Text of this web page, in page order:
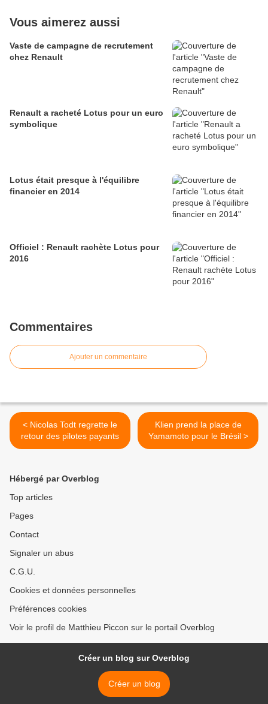
Vous aimerez aussi
Vaste de campagne de recrutement
chez Renault
Renault a racheté Lotus pour un euro
symbolique
Lotus était presque à l'équilibre
financier en 2014
Officiel : Renault rachète Lotus pour
2016
Commentaires
Ajouter un commentaire
< Nicolas Todt regrette le
retour des pilotes payants
Klien prend la place de
Yamamoto pour le Brésil >
Hébergé par Overblog
Top articles
Pages
Contact
Signaler un abus
C.G.U.
Cookies et données personnelles
Préférences cookies
Voir le profil de Matthieu Piccon sur le portail Overblog
Créer un blog sur Overblog
Créer un blog